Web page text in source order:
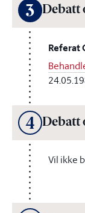
3 Debatt
Referat
4 Debatt
Vil ikke